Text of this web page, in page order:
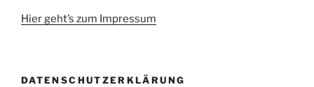
Hier geht’s zum Impressum
DATENSCHUTZERKLÄRUNG